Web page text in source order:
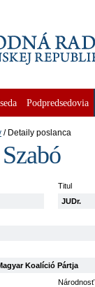
Podpredsedovia
Detaily poslanca
Titul
JUDr.
Koalíció Pártja
Národnosť